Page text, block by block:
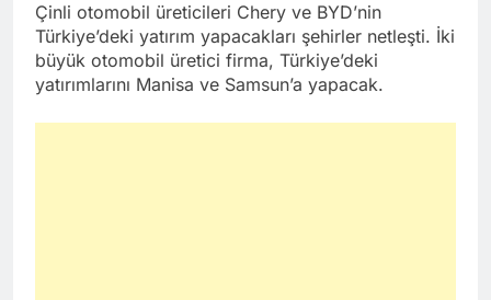
Çinli otomobil üreticileri Chery ve BYD’nin
Türkiye’deki yatırım yapacakları şehirler netleşti. İki
büyük otomobil üretici firma, Türkiye’deki
yatırımlarını Manisa ve Samsun’a yapacak.